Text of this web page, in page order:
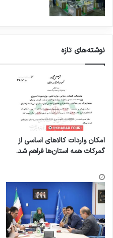
نوشته‌های تازه
امکان واردات کالاهای اساسی از
گمرکات همه استان‌ها فراهم شد.